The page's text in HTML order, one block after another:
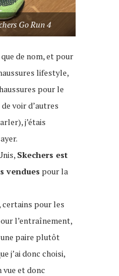
Go Run 4
que de nom, et pour
lifestyle,
pour le
voir d’autres
j’étais
Skechers est
vendues pour la
pour les
l’entraînement,
une paire plutôt
j’ai donc choisi,
vue et donc